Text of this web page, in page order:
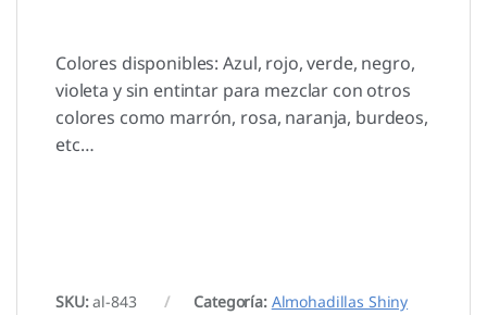
Colores disponibles: Azul, rojo, verde, negro,
violeta y sin entintar para mezclar con otros
colores como marrón, rosa, naranja, burdeos,
etc…
SKU:al-843 Categoría: Almohadillas Shiny